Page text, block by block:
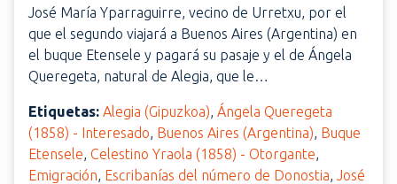
José María Yparraguirre, vecino de Urretxu, por el
que el segundo viajará a Buenos Aires (Argentina) en
el buque Etensele y pagará su pasaje y el de Ángela
Queregeta, natural de Alegia, que le…
Etiquetas: Alegia (Gipuzkoa), Ángela Queregeta
(1858) - Interesado, Buenos Aires (Argentina), Buque
Etensele, Celestino Yraola (1858) - Otorgante,
Emigración, Escribanías del número de Donostia, José